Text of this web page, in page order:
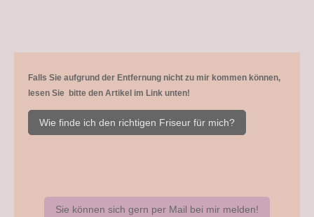
Falls Sie aufgrund der Entfernung nicht zu mir kommen können,
lesen Sie bitte den Artikel im Link unten!
Wie finde ich den richtigen Friseur für mich?
Sie können sich gern per Mail bei mir melden!